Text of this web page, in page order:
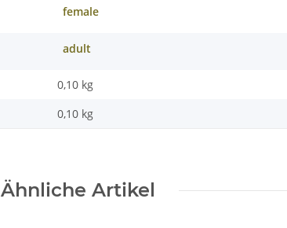
female
adult
0,10 kg
0,10 kg
Ähnliche Artikel